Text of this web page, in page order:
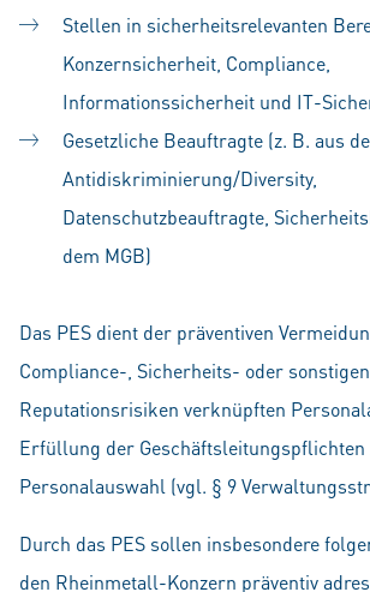
Stellen in sicherheitsrelevanten
Konzernsicherheit, Compliance,
Informationssicherheit und IT-
Gesetzliche Beauftragte (z. B. aus
Antidiskriminierung/Diversity,
Datenschutzbeauftragte,
dem MGB)
Das PES dient der präventiven
Compliance-, Sicherheits- oder sonstigen
Reputationsrisiken verknüpften
Erfüllung der
Personalauswahl (vgl. § 9
Durch das PES sollen insbesondere
den Rheinmetall-Konzern präventiv